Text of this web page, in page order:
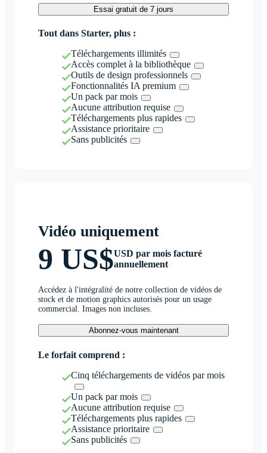
Essai gratuit de 7 jours
Tout dans Starter, plus :
Téléchargements illimités
Accès complet à la bibliothèque
Outils de design professionnels
Fonctionnalités IA premium
Un pack par mois
Aucune attribution requise
Téléchargements plus rapides
Assistance prioritaire
Sans publicités
Vidéo uniquement
9 US$USD par mois facturé
annuellement
Accédez à l'intégralité de notre collection de vidéos de
stock et de motion graphics autorisés pour un usage
commercial. Images non incluses.
Abonnez-vous maintenant
Le forfait comprend :
Cinq téléchargements de vidéos par mois
Un pack par mois
Aucune attribution requise
Téléchargements plus rapides
Assistance prioritaire
Sans publicités